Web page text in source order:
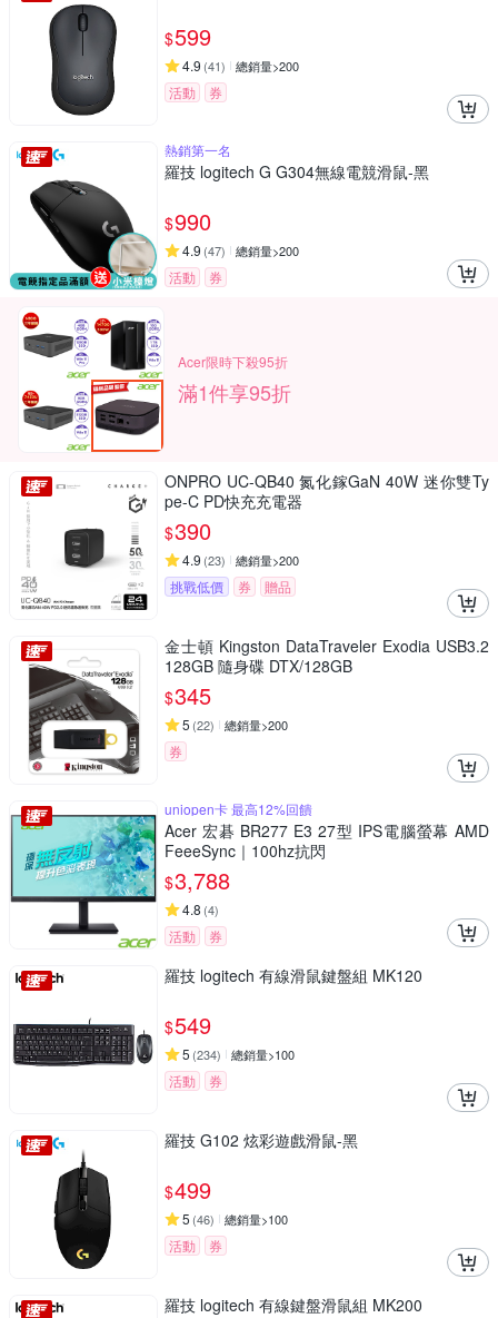
$599
4.9 (41) 總銷量>200
活動 券
熱銷第一名
羅技 logitech G G304無線電競滑鼠-黑
$990
4.9 (47) 總銷量>200
活動 券
Acer限時下殺95折
滿1件享95折
ONPRO UC-QB40 氮化鎵GaN 40W 迷你雙Ty
pe-C PD快充充電器
$390
4.9 (23) 總銷量>200
挑戰低價 券 贈品
金士頓 Kingston DataTraveler Exodia USB3.2
128GB 隨身碟 DTX/128GB
$345
5 (22) 總銷量>200
券
uniopen卡 最高12%回饋
Acer 宏碁 BR277 E3 27型 IPS電腦螢幕 AMD
FeeeSync｜100hz抗閃
$3,788
4.8 (4)
活動 券
羅技 logitech 有線滑鼠鍵盤組 MK120
$549
5 (234) 總銷量>100
活動 券
羅技 G102 炫彩遊戲滑鼠-黑
$499
5 (46) 總銷量>100
活動 券
羅技 logitech 有線鍵盤滑鼠組 MK200